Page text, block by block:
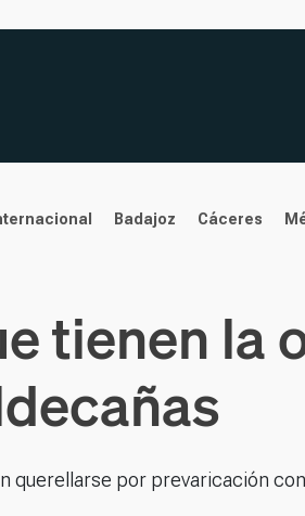
Badajoz Cáceres
tienen
querellarse por prevaricación